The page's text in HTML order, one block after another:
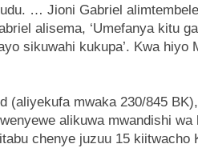
… Jioni Gabriel
alisema, ‘Umefanya kitu
sikuwahi kukupa’. Kwa hiyo
(aliyekufa mwaka 230/845
alikuwa mwandishi
chenye juzuu 15 kiitwacho